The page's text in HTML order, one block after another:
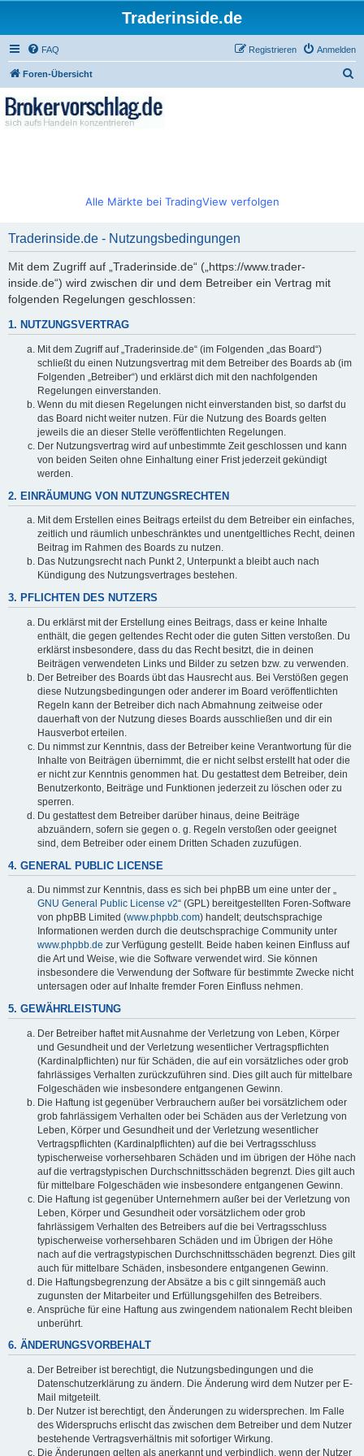
Traderinside.de
FAQ Anmelden
Registrieren
Foren-Übersicht
Alle Märkte bei TradingView verfolgen
Traderinside.de - Nutzungsbedingungen
Mit dem Zugriff auf „Traderinside.de“ („https://www.trader-
inside.de“) wird zwischen dir und dem Betreiber ein Vertrag mit
folgenden Regelungen geschlossen:
1. NUTZUNGSVERTRAG
Mit dem Zugriff auf „Traderinside.de“ (im Folgenden „das Board“)
schließt du einen Nutzungsvertrag mit dem Betreiber des Boards ab (im
Folgenden „Betreiber“) und erklärst dich mit den nachfolgenden
Regelungen einverstanden.
Wenn du mit diesen Regelungen nicht einverstanden bist, so darfst du
das Board nicht weiter nutzen. Für die Nutzung des Boards gelten
jeweils die an dieser Stelle veröffentlichten Regelungen.
Der Nutzungsvertrag wird auf unbestimmte Zeit geschlossen und kann
von beiden Seiten ohne Einhaltung einer Frist jederzeit gekündigt
werden.
2. EINRÄUMUNG VON NUTZUNGSRECHTEN
Mit dem Erstellen eines Beitrags erteilst du dem Betreiber ein einfaches,
zeitlich und räumlich unbeschränktes und unentgeltliches Recht, deinen
Beitrag im Rahmen des Boards zu nutzen.
Das Nutzungsrecht nach Punkt 2, Unterpunkt a bleibt auch nach
Kündigung des Nutzungsvertrages bestehen.
3. PFLICHTEN DES NUTZERS
Du erklärst mit der Erstellung eines Beitrags, dass er keine Inhalte
enthält, die gegen geltendes Recht oder die guten Sitten verstoßen. Du
erklärst insbesondere, dass du das Recht besitzt, die in deinen
Beiträgen verwendeten Links und Bilder zu setzen bzw. zu verwenden.
Der Betreiber des Boards übt das Hausrecht aus. Bei Verstößen gegen
diese Nutzungsbedingungen oder anderer im Board veröffentlichten
Regeln kann der Betreiber dich nach Abmahnung zeitweise oder
dauerhaft von der Nutzung dieses Boards ausschließen und dir ein
Hausverbot erteilen.
Du nimmst zur Kenntnis, dass der Betreiber keine Verantwortung für die
Inhalte von Beiträgen übernimmt, die er nicht selbst erstellt hat oder die
er nicht zur Kenntnis genommen hat. Du gestattest dem Betreiber, dein
Benutzerkonto, Beiträge und Funktionen jederzeit zu löschen oder zu
sperren.
Du gestattest dem Betreiber darüber hinaus, deine Beiträge
abzuändern, sofern sie gegen o. g. Regeln verstoßen oder geeignet
sind, dem Betreiber oder einem Dritten Schaden zuzufügen.
4. GENERAL PUBLIC LICENSE
Du nimmst zur Kenntnis, dass es sich bei phpBB um eine unter der „
GNU General Public License v2“ (GPL) bereitgestellten Foren-Software
von phpBB Limited (www.phpbb.com) handelt; deutschsprachige
Informationen werden durch die deutschsprachige Community unter
www.phpbb.de zur Verfügung gestellt. Beide haben keinen Einfluss auf
die Art und Weise, wie die Software verwendet wird. Sie können
insbesondere die Verwendung der Software für bestimmte Zwecke nicht
untersagen oder auf Inhalte fremder Foren Einfluss nehmen.
5. GEWÄHRLEISTUNG
Der Betreiber haftet mit Ausnahme der Verletzung von Leben, Körper
und Gesundheit und der Verletzung wesentlicher Vertragspflichten
(Kardinalpflichten) nur für Schäden, die auf ein vorsätzliches oder grob
fahrlässiges Verhalten zurückzuführen sind. Dies gilt auch für mittelbare
Folgeschäden wie insbesondere entgangenen Gewinn.
Die Haftung ist gegenüber Verbrauchern außer bei vorsätzlichem oder
grob fahrlässigem Verhalten oder bei Schäden aus der Verletzung von
Leben, Körper und Gesundheit und der Verletzung wesentlicher
Vertragspflichten (Kardinalpflichten) auf die bei Vertragsschluss
typischerweise vorhersehbaren Schäden und im übrigen der Höhe nach
auf die vertragstypischen Durchschnittsschäden begrenzt. Dies gilt auch
für mittelbare Folgeschäden wie insbesondere entgangenen Gewinn.
Die Haftung ist gegenüber Unternehmern außer bei der Verletzung von
Leben, Körper und Gesundheit oder vorsätzlichem oder grob
fahrlässigem Verhalten des Betreibers auf die bei Vertragsschluss
typischerweise vorhersehbaren Schäden und im Übrigen der Höhe
nach auf die vertragstypischen Durchschnittsschäden begrenzt. Dies gilt
auch für mittelbare Schäden, insbesondere entgangenen Gewinn.
Die Haftungsbegrenzung der Absätze a bis c gilt sinngemäß auch
zugunsten der Mitarbeiter und Erfüllungsgehilfen des Betreibers.
Ansprüche für eine Haftung aus zwingendem nationalem Recht bleiben
unberührt.
6. ÄNDERUNGSVORBEHALT
Der Betreiber ist berechtigt, die Nutzungsbedingungen und die
Datenschutzerklärung zu ändern. Die Änderung wird dem Nutzer per E-
Mail mitgeteilt.
Der Nutzer ist berechtigt, den Änderungen zu widersprechen. Im Falle
des Widerspruchs erlischt das zwischen dem Betreiber und dem Nutzer
bestehende Vertragsverhältnis mit sofortiger Wirkung.
Die Änderungen gelten als anerkannt und verbindlich, wenn der Nutzer